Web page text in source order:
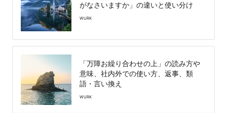
がなさいますか」の違いと使い分け
WURK
「万障お繰り合わせの上」の読み方や
意味、社内外での使い方、返事、類
語・言い換え
WURK